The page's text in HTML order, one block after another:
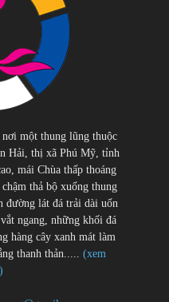
một thung lũng thuộc
Hải, thị xã Phú Mỹ, tỉnh
mái Chùa thấp thoáng
thả bộ xuống thung
đường lát đá trải dài uốn
ngang, những khối đá
hàng cây xanh mát làm
thanh thản.....(xem